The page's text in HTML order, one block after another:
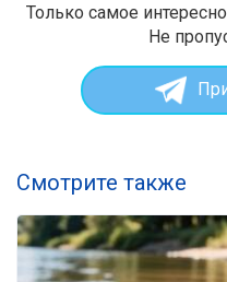
Только самое
Не
Смотрите также